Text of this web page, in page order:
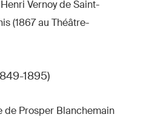
Vernoy de Saint-
(1867 au Théâtre-
1895)
de Prosper Blanchemain